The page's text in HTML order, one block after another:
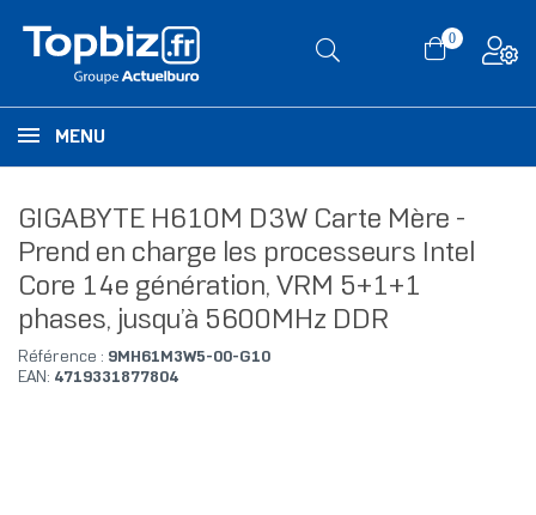
0
MENU
GIGABYTE H610M D3W Carte Mère -
Prend en charge les processeurs Intel
Core 14e génération, VRM 5+1+1
phases, jusqu’à 5600MHz DDR
Référence : 9MH61M3W5-00-G10
EAN: 4719331877804